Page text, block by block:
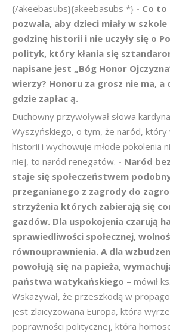
{/akeebasubs}{akeebasubs *} - Co to
pozwala, aby dzieci miały w
godzinę historii i nie uczyły się o
polityk, który kłania się
napisane jest „Bóg Honor
wierzy? Honoru za grosz nie ma, a
gdzie zapłac ą.
Duchowny przywoływał słowa
Wyszyńskiego, o tym, że naród,
historii i wychowuje młode pokolenia
niej, to naród renegatów. - Naród
staje się społeczeństwem
przeganianego z zagrody do
strzyżenia których zabierają się
gazdów. Dla uspokojenia czarują
sprawiedliwości społecznej,
równouprawnienia. A dla
powołują się na papieża,
państwa watykańskiego – mówił
Wskazywał, że przeszkodą w
jest zlaicyzowana Europa, która
poprawności politycznej, która